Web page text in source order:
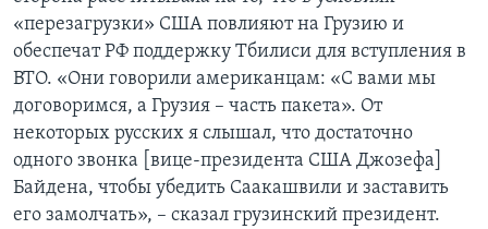
«перезагрузки» США повлияют на Грузию и
обеспечат РФ поддержку Тбилиси для вступления в
ВТО. «Они говорили американцам: «С вами мы
договоримся, а Грузия – часть пакета». От
некоторых русских я слышал, что достаточно
одного звонка [вице-президента США Джозефа]
Байдена, чтобы убедить Саакашвили и заставить
его замолчать», – сказал грузинский президент.